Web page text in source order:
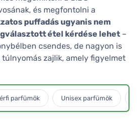
és megfontolni a
puffadás ugyanis nem
étel kérdése lehet –
csendes, de nagyon is
zajlik, amely figyelmet
parfümök Unisex parfümök